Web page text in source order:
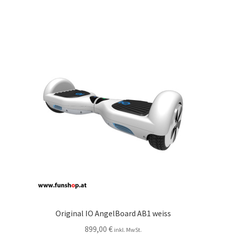
Original IO AngelBoard AB1 weiss
899,00 € inkl. MwSt.